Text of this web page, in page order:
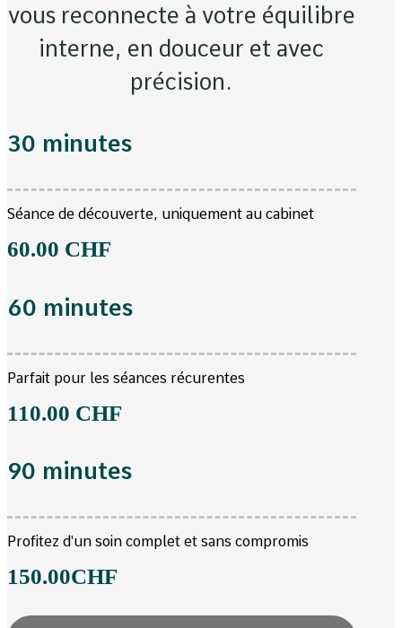
vous reconnecte à votre équilibre
interne, en douceur et avec
précision.
30 minutes
Séance de découverte, uniquement au cabinet
60.00 CHF
60 minutes
Parfait pour les séances récurentes
110.00 CHF
90 minutes
Profitez d'un soin complet et sans compromis
150.00CHF